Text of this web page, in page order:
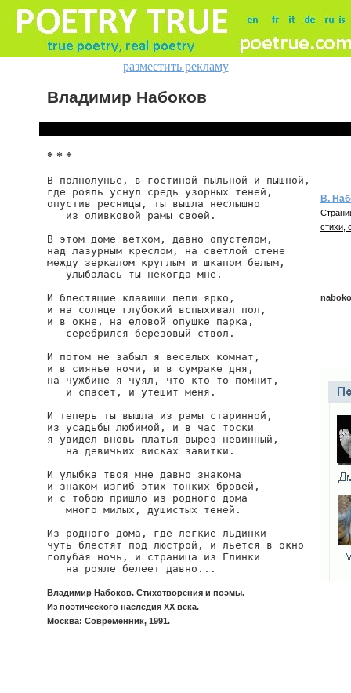
разместить рекламу
Владимир Набоков
* * *
В полнолунье, в гостиной пыльной и пышной,
где рояль уснул средь узорных теней,
опустив ресницы, ты вышла неслышно
   из оливковой рамы своей.
В этом доме ветхом, давно опустелом,
над лазурным креслом, на светлой стене
между зеркалом круглым и шкапом белым,
   улыбалась ты некогда мне.
И блестящие клавиши пели ярко,
и на солнце глубокий вспыхивал пол,
и в окне, на еловой опушке парка,
   серебрился березовый ствол.
И потом не забыл я веселых комнат,
и в сиянье ночи, и в сумраке дня,
на чужбине я чуял, что кто-то помнит,
   и спасет, и утешит меня.
И теперь ты вышла из рамы старинной,
из усадьбы любимой, и в час тоски
я увидел вновь платья вырез невинный,
   на девичьих висках завитки.
И улыбка твоя мне давно знакома
и знаком изгиб этих тонких бровей,
и с тобою пришло из родного дома
   много милых, душистых теней.
Из родного дома, где легкие льдинки
чуть блестят под люстрой, и льется в окно
голубая ночь, и страница из Глинки
   на рояле белеет давно...
Владимир Набоков. Стихотворения и поэмы.
Из поэтического наследия XX века.
Москва: Современник, 1991.
В.
стихи,